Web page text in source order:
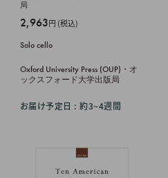
局
販
価
格
2,963円 (税込)
Solo cello
Oxford University Press (OUP)・オ
ックスフォード大学出版局
お届け予定日 : 約3~4週間